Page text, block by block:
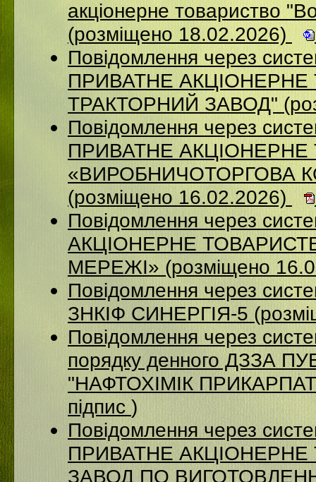
акціонерне товариство
(розміщено 18.02.2026)
Повідомлення через
ПРИВАТНЕ АКЦIОНЕРНЕ
ТРАКТОРНИЙ ЗАВОД"
Повідомлення через
ПРИВАТНЕ
«ВИРОБНИЧОТОРГОВА
(розміщено 16.02.2026)
Повідомлення через
АКЦІОНЕРНЕ
МЕРЕЖІ» (розміщено
Повідомлення через
ЗНКІФ СИНЕРГІЯ-5
Повідомлення через
порядку денного ДЗЗА
"НАФТОХІМІК
підпис )
Повідомлення через
ПРИВАТНЕ
ЗАВОД ПО